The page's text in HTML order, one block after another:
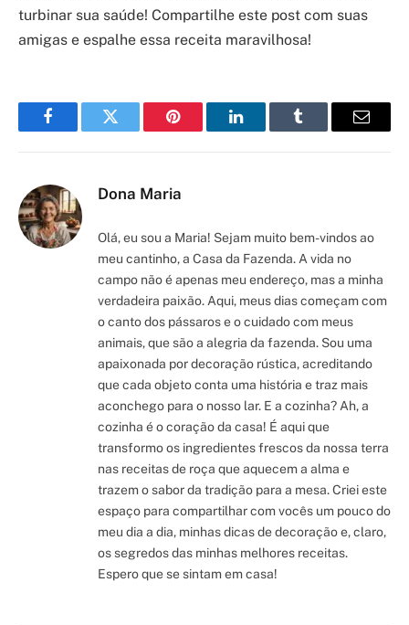
turbinar sua saúde! Compartilhe este post com suas
amigas e espalhe essa receita maravilhosa!
FacebookTwitter Pinterest LinkedInTumblr Email
Dona Maria
Olá, eu sou a Maria! Sejam muito bem-vindos ao
meu cantinho, a Casa da Fazenda. A vida no
campo não é apenas meu endereço, mas a minha
verdadeira paixão. Aqui, meus dias começam com
o canto dos pássaros e o cuidado com meus
animais, que são a alegria da fazenda. Sou uma
apaixonada por decoração rústica, acreditando
que cada objeto conta uma história e traz mais
aconchego para o nosso lar. E a cozinha? Ah, a
cozinha é o coração da casa! É aqui que
transformo os ingredientes frescos da nossa terra
nas receitas de roça que aquecem a alma e
trazem o sabor da tradição para a mesa. Criei este
espaço para compartilhar com vocês um pouco do
meu dia a dia, minhas dicas de decoração e, claro,
os segredos das minhas melhores receitas.
Espero que se sintam em casa!